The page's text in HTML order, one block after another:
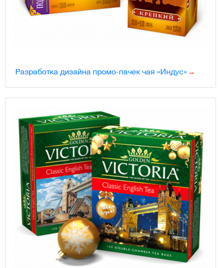
Разработка дизайна промо-пачек чая «Индус»